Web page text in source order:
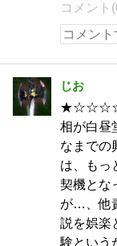
コメント
じお
★☆☆☆☆
相が白昼
なまでの
は、もっ
契機とな
が…、他
説を娯楽
験という